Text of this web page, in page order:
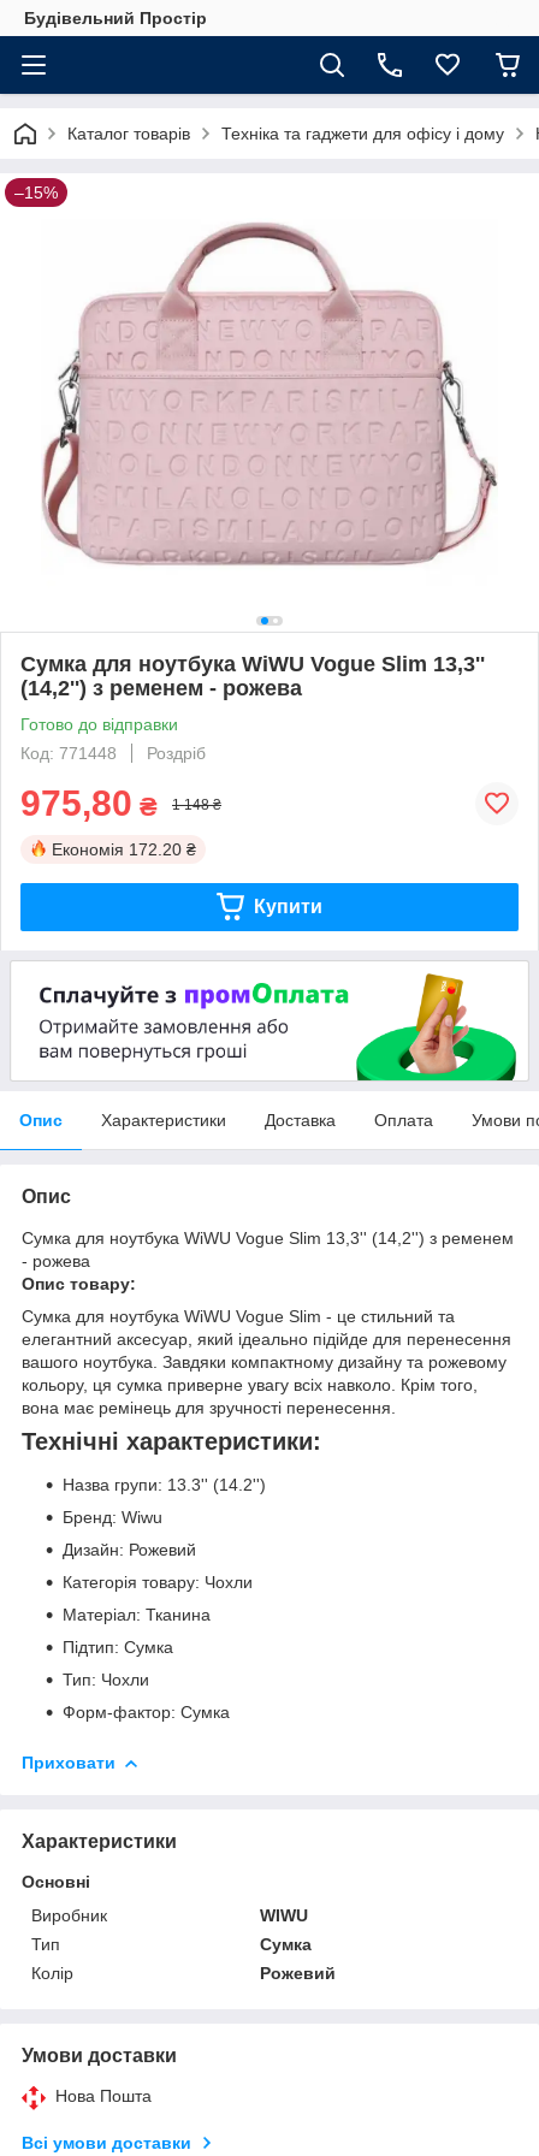
Будівельний Простір
Каталог товарів Техніка та гаджети для офісу і дому
–15%
Сумка для ноутбука WiWU Vogue Slim 13,3''
(14,2'') з ременем - рожева
Готово до відправки
Код: 771448
Роздріб
975,80 ₴ 1 148 ₴
Економія 172.20 ₴
Купити
Опис Характеристики Доставка Оплата Умови
Опис
Сумка для ноутбука WiWU Vogue Slim 13,3'' (14,2'') з ременем
- рожева
Опис товару:
Сумка для ноутбука WiWU Vogue Slim - це стильний та
елегантний аксесуар, який ідеально підійде для перенесення
вашого ноутбука. Завдяки компактному дизайну та рожевому
кольору, ця сумка приверне увагу всіх навколо. Крім того,
вона має ремінець для зручності перенесення.
Технічні характеристики:
Назва групи: 13.3'' (14.2'')
Бренд: Wiwu
Дизайн: Рожевий
Категорія товару: Чохли
Матеріал: Тканина
Підтип: Сумка
Тип: Чохли
Форм-фактор: Сумка
Приховати
Характеристики
Основні
Виробник
WIWU
Тип
Сумка
Колір
Рожевий
Умови доставки
Нова Пошта
Всі умови доставки